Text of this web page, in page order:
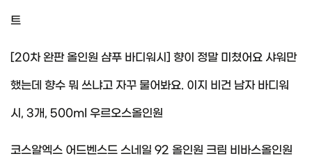
트
[20차 완판 올인원 샴푸 바디워시] 향이 정말 미쳤어요 샤워만
했는데 향수 뭐 쓰냐고 자꾸 물어봐요. 이지 비건 남자 바디워
시, 3개, 500ml 우르오스올인원
코스알엑스 어드벤스드 스네일 92 올인원 크림 비바스올인원